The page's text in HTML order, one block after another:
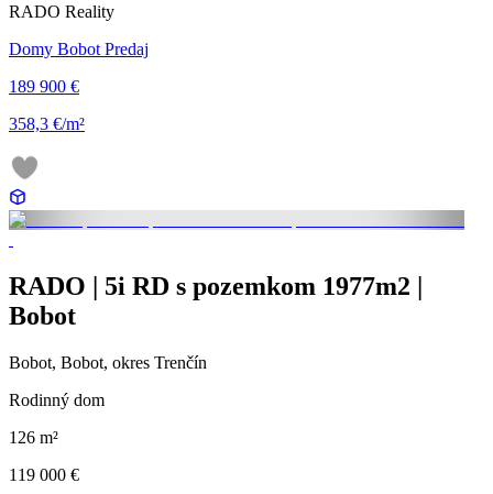
RADO Reality
Domy Bobot Predaj
189 900 €
358,3 €/m²
RADO | 5i RD s pozemkom 1977m2 |
Bobot
Bobot, Bobot, okres Trenčín
Rodinný dom
126 m²
119 000 €